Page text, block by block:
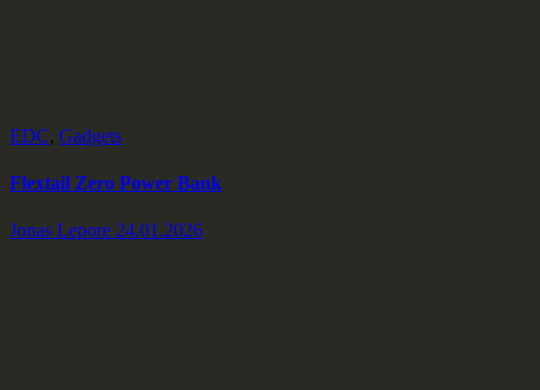
EDC, Gadgets
Flextail Zero Power Bank
Jonas Lepore 24.01.2026